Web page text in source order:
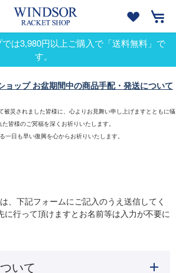
は3,980円以上ご購入で「送料無料」で
す。
ョップ お盆期間中の商品手配・発送について
被災されました皆様に、心よりお見舞い申し上げますとともに犠
皆様のご冥福を深くお祈りいたします。
一日も早い復興を心からお祈りいたします。
、下記フォームにご記入のうえ送信してく
に行って頂けますとお名前等は入力が不要に
いて